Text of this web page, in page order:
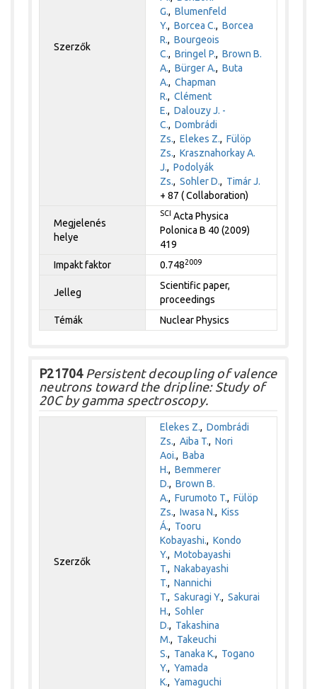
Szerzők
G.,Blumenfeld
Y.,Borcea C.,Borcea
R.,Bourgeois
C.,Bringel P.,Brown B.
A.,Bürger A.,Buta
A.,Chapman
R.,Clément
E.,Dalouzy J. -
C.,Dombrádi
Zs.,Elekes Z.,Fülöp
Zs.,Krasznahorkay A.
J.,Podolyák
Zs.,Sohler D., Timár J.
+ 87 ( Collaboration)
Megjelenés
helye
SCI Acta Physica
Polonica B 40 (2009)
419
Impakt faktor
0.7482009
Jelleg
Scientific paper,
proceedings
Témák
Nuclear Physics
P21704Persistent decoupling of valence
neutrons toward the dripline: Study of
20C by gamma spectroscopy.
Szerzők
Elekes Z.,Dombrádi
Zs.,Aiba T.,Nori
Aoi.,Baba
H.,Bemmerer
D.,Brown B.
A.,Furumoto T.,Fülöp
Zs.,Iwasa N.,Kiss
Á., Tooru
Kobayashi.,Kondo
Y.,Motobayashi
T.,Nakabayashi
T.,Nannichi
T.,Sakuragi Y.,Sakurai
H.,Sohler
D., Takashina
M., Takeuchi
S., Tanaka K., Togano
Y.,Yamada
K.,Yamaguchi